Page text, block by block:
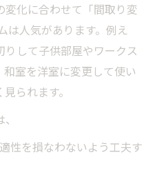
化に合わせて「間取り変
は人気があります。例え
して子供部屋やワークス
室を洋室に変更して使い
られます。
性を損なわないよう工夫す